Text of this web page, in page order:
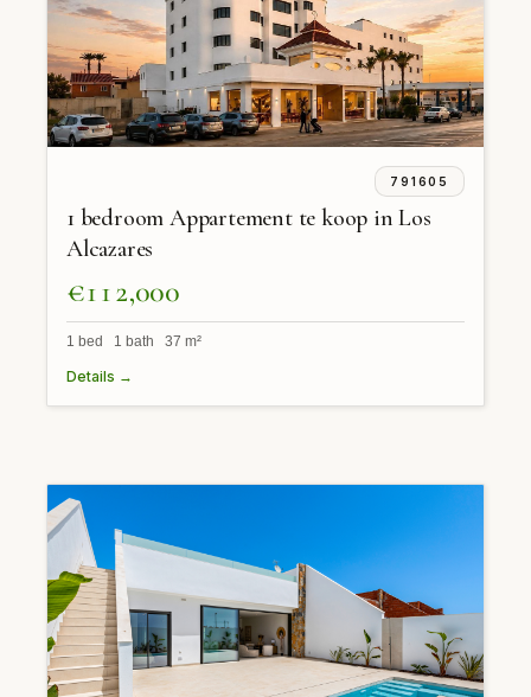
791605
1 bedroom Appartement te koop in Los
Alcazares
€112,000
1 bed 1 bath 37 m²
Details →